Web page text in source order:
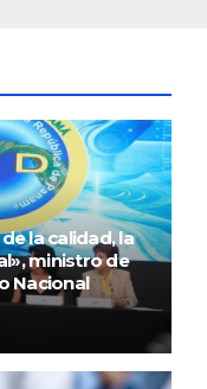
la calidad, la
ministro de
Nacional